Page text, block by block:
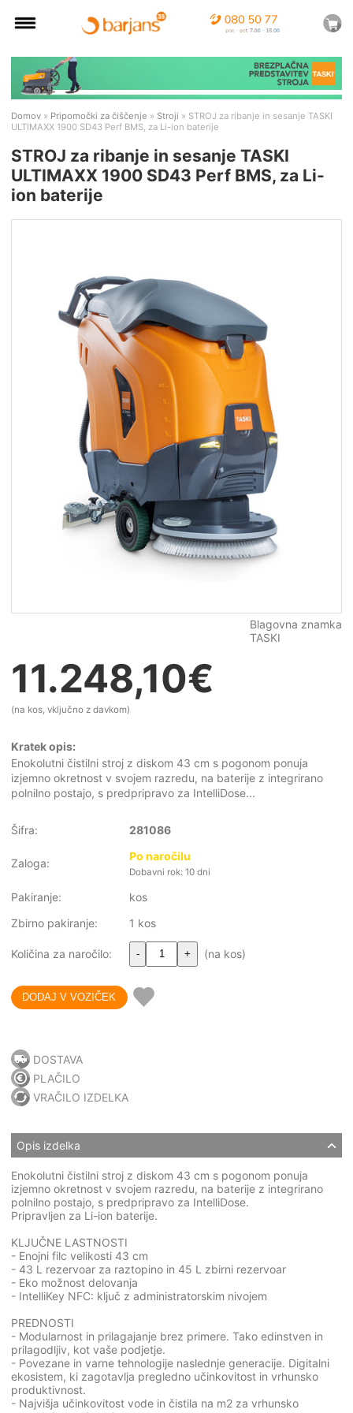
Domov » Pripomočki za čiščenje » Stroji » STROJ za ribanje in sesanje TASKI
ULTIMAXX 1900 SD43 Perf BMS, za Li-ion baterije
STROJ za ribanje in sesanje TASKI
ULTIMAXX 1900 SD43 Perf BMS, za Li-
ion baterije
Blagovna znamka
TASKI
11.248,10€
(na kos, vključno z davkom)
Kratek opis:
Enokolutni čistilni stroj z diskom 43 cm s pogonom ponuja
izjemno okretnost v svojem razredu, na baterije z integrirano
polnilno postajo, s predpripravo za IntelliDose...
Šifra: 281086
Zaloga:
Po naročilu
Dobavni rok: 10 dni
Pakiranje:
kos
Zbirno pakiranje:
1 kos
Količina za naročilo: - + (na kos)
DOSTAVA
PLAČILO
VRAČILO IZDELKA
Opis izdelka
Enokolutni čistilni stroj z diskom 43 cm s pogonom ponuja
izjemno okretnost v svojem razredu, na baterije z integrirano
polnilno postajo, s predpripravo za IntelliDose.
Pripravljen za Li-ion baterije.
KLJUČNE LASTNOSTI
- Enojni filc velikosti 43 cm
- 43 L rezervoar za raztopino in 45 L zbirni rezervoar
- Eko možnost delovanja
- IntelliKey NFC: ključ z administratorskim nivojem
PREDNOSTI
- Modularnost in prilagajanje brez primere. Tako edinstven in
prilagodljiv, kot vaše podjetje.
- Povezane in varne tehnologije naslednje generacije. Digitalni
ekosistem, ki zagotavlja pregledno učinkovitost in vrhunsko
produktivnost.
- Najvišja učinkovitost vode in čistila na m2 za vrhunsko